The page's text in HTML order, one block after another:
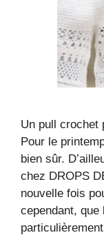
Un pull crochet
Pour le
bien sûr.
chez DROPS
nouvelle fois
cependant,